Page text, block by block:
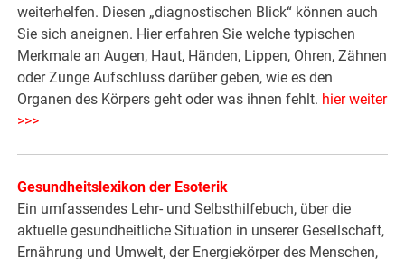
weiterhelfen. Diesen „diagnostischen Blick“ können auch
Sie sich aneignen. Hier erfahren Sie welche typischen
Merkmale an Augen, Haut, Händen, Lippen, Ohren, Zähnen
oder Zunge Aufschluss darüber geben, wie es den
Organen des Körpers geht oder was ihnen fehlt. hier weiter
>>>
Gesundheitslexikon der Esoterik
Ein umfassendes Lehr- und Selbsthilfebuch, über die
aktuelle gesundheitliche Situation in unserer Gesellschaft,
Ernährung und Umwelt, der Energiekörper des Menschen,